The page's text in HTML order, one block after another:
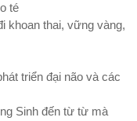
té
khoan thai, vững vàng,
triển đại não và các
Sinh đến từ từ mà